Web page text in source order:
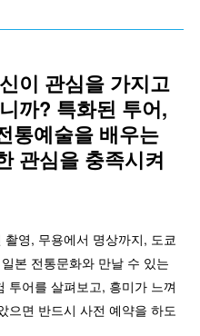
이 관심을 가지고
까? 특화된 투어,
통예술을 배우는
관심을 충족시켜
영, 무용에서 명상까지, 도쿄
본 전통문화와 만날 수 있는
투어를 살펴보고, 흥미가 느껴
으면 반드시 사전 예약을 하도